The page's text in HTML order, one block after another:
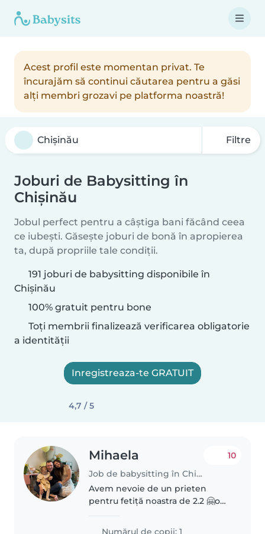
Acest profil este momentan privat. Te
încurajăm să continui căutarea pentru a găsi
alți membri grozavi pe platforma noastră!
Filtre
Joburi de Babysitting în
Chișinău
Jobul perfect pentru a câștiga bani făcând ceea
ce iubești. Găsește joburi de bonă în apropierea
ta, după propriile tale condiții.
191 joburi de babysitting disponibile în
Chișinău
100% gratuit pentru bone
Toți membrii finalizează verificarea obligatorie
a identității
Inregistreaza-te GRATUIT
4,7 / 5
Mihaela
Job de babysitting în Chișinău
10
Avem nevoie de un prieten
pentru fetiță noastra de 2.2 🤗o
3x ori pe săptămână(dimineața
Numărul de copii: 1